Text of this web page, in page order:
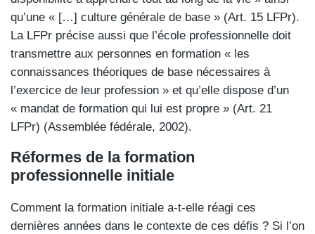
qu’une « […] culture générale de base » (Art. 15 LFPr).
La LFPr précise aussi que l’école professionnelle doit
transmettre aux personnes en formation « les
connaissances théoriques de base nécessaires à
l’exercice de leur profession » et qu’elle dispose d’un
« mandat de formation qui lui est propre » (Art. 21
LFPr) (Assemblée fédérale, 2002).
Réformes de la formation
professionnelle initiale
Comment la formation initiale a-t-elle réagi ces
dernières années dans le contexte de ces défis ? Si l’on